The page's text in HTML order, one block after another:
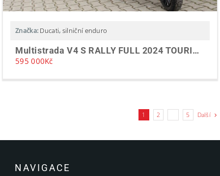
Značka: Ducati, silniční enduro
Multistrada V4 S RALLY FULL 2024 TOURING DEMO
595 000Kč
1 2 5 Další
NAVIGACE